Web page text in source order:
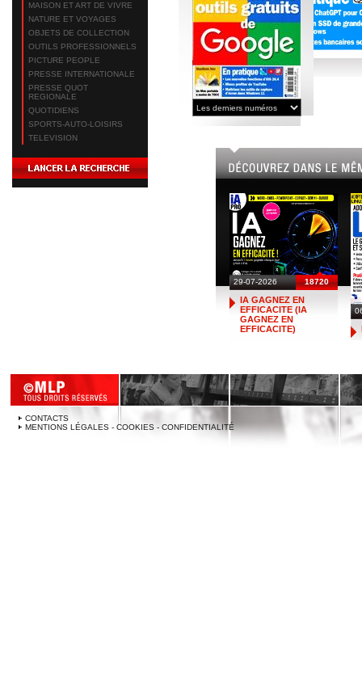
MAISON ET ART DE VIVRE
NATURE ET VOYAGES
OBJETS DE COLLECTION
OUTILS PROFESSIONNELS
PICTURE PEOPLE
PRESSE INTERNATIONALE
PRESSE QUOT
REGIONALE
QUOTIDIENS
SPORTS-AUTO-LOISIRS
TELEVISION
29-07-2026 18720
IA GAGNEZ EN
EFFICACITE (IA
GAGNEZ EN
EFFICACITE)
CONTACTS
MENTIONS LÉGALES - COOKIES - CONFIDENTIALITÉ